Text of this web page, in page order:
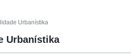
Urbanístika
Urbanístika